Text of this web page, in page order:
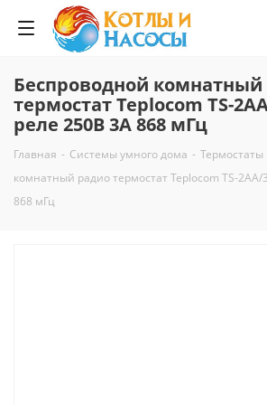
Беспроводной
термостат Teplocom TS-
реле 250В 3А 868 мГц
Главная - Системы умного дома - Термостаты
комнатный радио термостат Teplocom TS-2AA/
868 мГц